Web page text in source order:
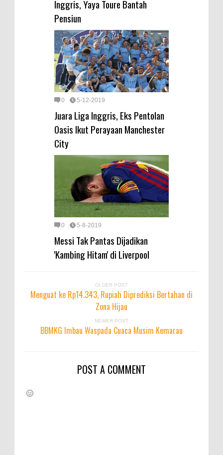
Inggris, Yaya Toure Bantah
Pensiun
0 5-12-2019
Juara Liga Inggris, Eks Pentolan
Oasis Ikut Perayaan Manchester
City
0 5-8-2019
Messi Tak Pantas Dijadikan
'Kambing Hitam' di Liverpool
OLDER POST
Menguat ke Rp14.343, Rupiah Diprediksi Bertahan di
Zona Hijau
NEWER POST
BBMKG Imbau Waspada Cuaca Musim Kemarau
POST A COMMENT